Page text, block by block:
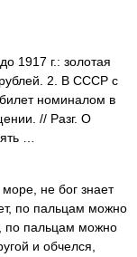
1917 г.: золотая
рублей. 2. В СССР с
номиналом в
// Разг. О
…
не бог знает
по пальцам можно
по пальцам можно
и обчелся,